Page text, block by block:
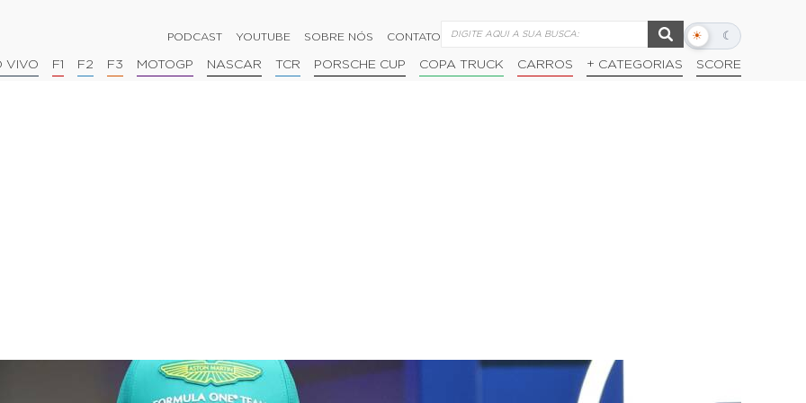
PODCAST YOUTUBE SOBRE NÓS CONTATO ☀ ☾
Alternar
escuro
VIVO F1 F2 F3 MOTOGP NASCAR TCR PORSCHE CUP COPA TRUCK CARROS + CATEGORIAS SCORE